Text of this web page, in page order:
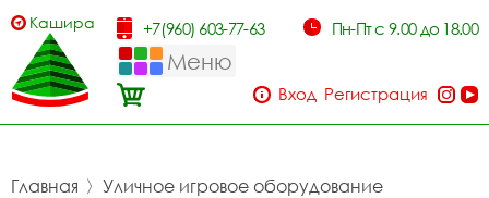
Кашира +7(960) 603-77-63 Пн-Пт с 9.00 до 18.00
Меню
Вход Регистрация
Главная 〉 Уличное игровое оборудование